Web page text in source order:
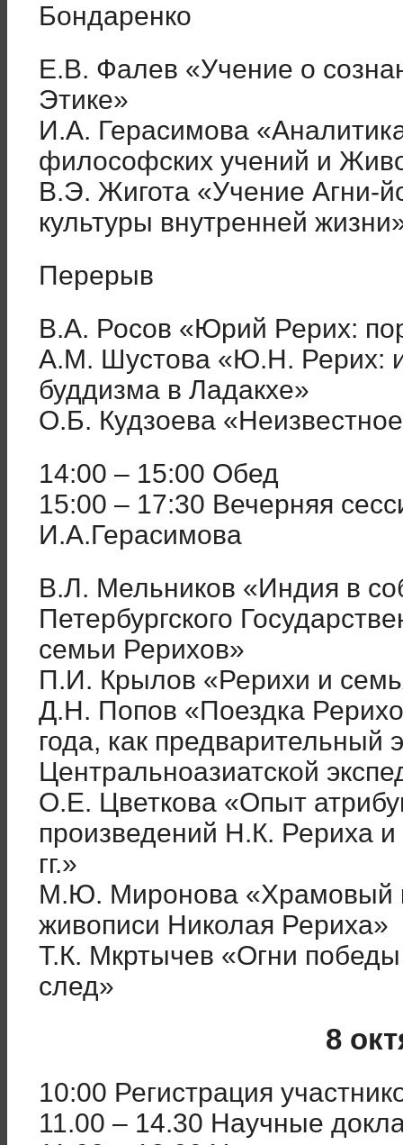
Бондаренко
Е.В. Фалев «Учение о
Этике»
И.А. Герасимова
философских учений и
В.Э. Жигота «Учение Агни-
культуры внутренней
Перерыв
В.А. Росов «Юрий Рерих:
А.М. Шустова «Ю.Н. Рерих:
буддизма в Ладакхе»
О.Б. Кудзоева
14:00 – 15:00 Обед
15:00 – 17:30 Вечерняя
И.А.Герасимова
В.Л. Мельников «Индия в
Петербургского
семьи Рерихов»
П.И. Крылов «Рерихи и
Д.Н. Попов «Поездка
года, как предварительный
Центральноазиатской
О.Е. Цветкова «Опыт
произведений Н.К. Рериха
гг.»
М.Ю. Миронова «Храмовый
живописи Николая Рериха»
Т.К. Мкртычев «Огни
след»
8
10:00 Регистрация
11.00 – 14.30 Научные